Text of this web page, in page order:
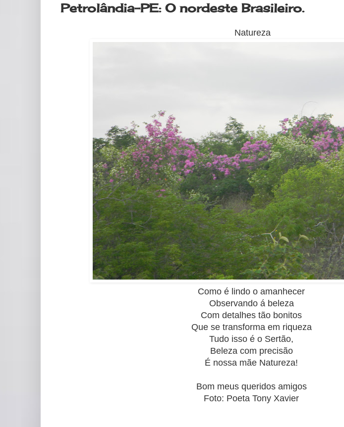
Petrolândia-PE: O nordeste Brasileiro.
Natureza
Como é lindo o amanhecer
Observando á beleza
Com detalhes tão bonitos
Que se transforma em riqueza
Tudo isso é o Sertão,
Beleza com precisão
É nossa mãe Natureza!
Bom meus queridos amigos
Foto: Poeta Tony Xavier